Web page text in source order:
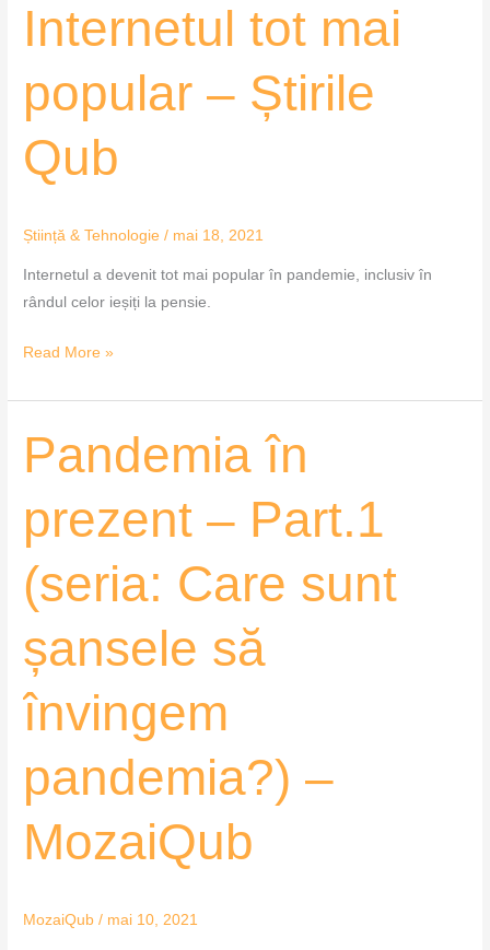
Internetul tot mai
popular – Știrile
Qub
Știință & Tehnologie / mai 18, 2021
Internetul a devenit tot mai popular în pandemie, inclusiv în
rândul celor ieșiți la pensie.
Internetul
popular
–
Știrile
Qub
Read More »
Pandemia în
prezent – Part.1
(seria: Care sunt
șansele să
învingem
pandemia?) –
MozaiQub
MozaiQub / mai 10, 2021
Pandemia
în
–
Part.1
(seria:
Care
șansele
să
învingem
–
MozaiQub